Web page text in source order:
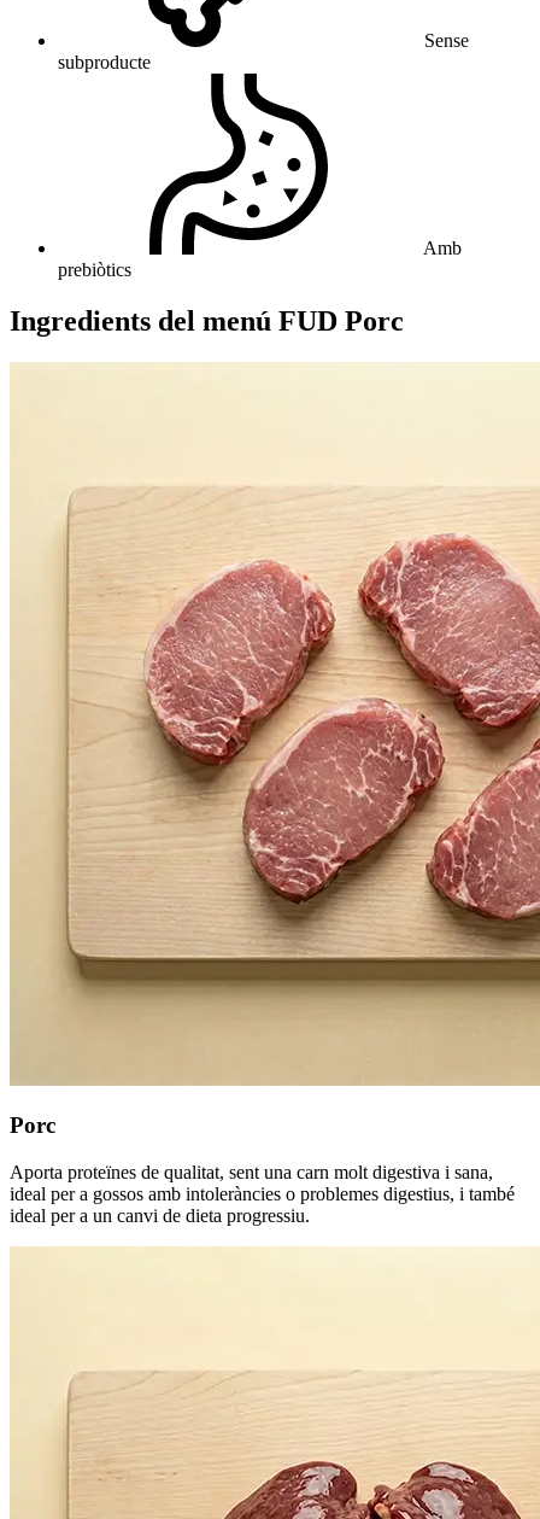
Sense
subproducte
Amb
prebiòtics
Ingredients del menú FUD Porc
Porc
Aporta proteïnes de qualitat, sent una carn molt digestiva i sana,
ideal per a gossos amb intoleràncies o problemes digestius, i també
ideal per a un canvi de dieta progressiu.